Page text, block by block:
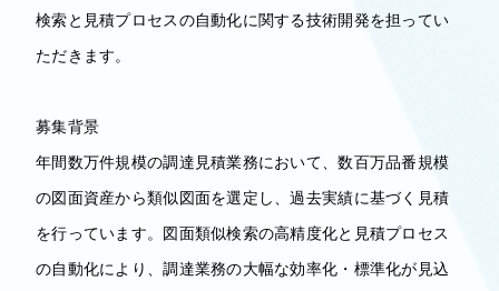
検索と見積プロセスの自動化に関する技術開発を担ってい
ただきます。
募集背景
年間数万件規模の調達見積業務において、数百万品番規模
の図面資産から類似図面を選定し、過去実績に基づく見積
を行っています。図面類似検索の高精度化と見積プロセス
の自動化により、調達業務の大幅な効率化・標準化が見込